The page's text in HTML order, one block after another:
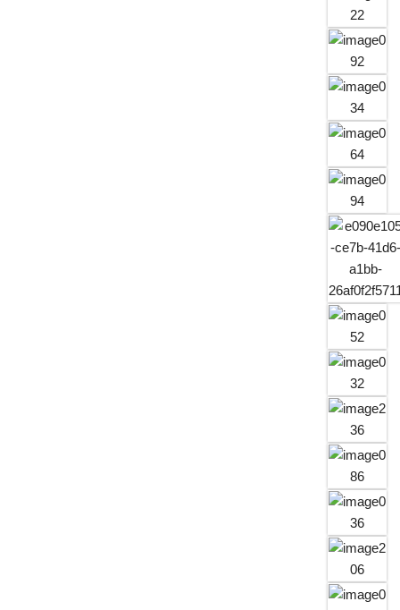
PADRE
DOMIN
GOS
GAVA
Padre
Domingos
Gava,
nasceu
Vitório…
PERFIL
DA
CANDID
ATA
Se você
sente o